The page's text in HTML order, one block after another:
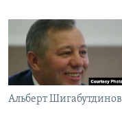
Альберт Шигабутдинов